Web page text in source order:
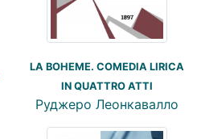
LA BOHEME. COMEDIA LIRICA
IN QUATTRO ATTI
Руджеро Леонкавалло